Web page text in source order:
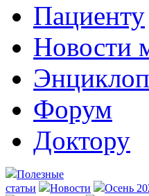
Пациенту
Новости
Форум
Доктору
Полезные
статьи
Новости
Осень